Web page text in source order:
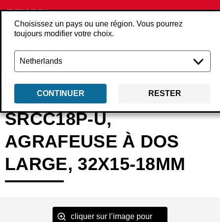
Choisissez un pays ou une région. Vous pourrez
toujours modifier votre choix.
CONTINUER RESTER
Retour Produits Outils Agrafeuses
SRCC18P-U,
AGRAFEUSE À DOS
LARGE, 32X15-18MM
cliquer sur l’image pour